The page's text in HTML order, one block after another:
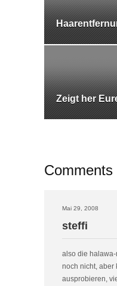
Zeigt her
Comments
Mai 29, 2008
steffi
also die
noch nicht, aber
ausprobieren,